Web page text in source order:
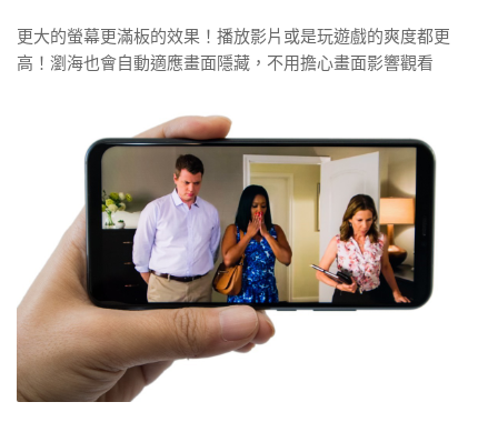
更大的螢幕更滿板的效果！播放影片或是玩遊戲的爽度都更
高！瀏海也會自動適應畫面隱藏，不用擔心畫面影響觀看